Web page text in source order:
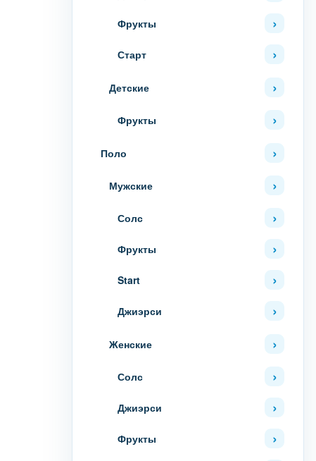
Фрукты
Старт
Детские
Фрукты
Поло
Мужские
Солс
Фрукты
Start
Джиэрси
Женские
Солс
Джиэрси
Фрукты